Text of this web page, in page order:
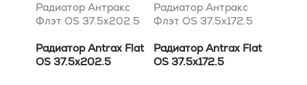
Радиатор Антракс
Флэт OS 37.5x202.5
Радиатор Antrax Flat
OS 37.5x202.5
Радиатор Антракс
Флэт OS 37.5x172.5
Радиатор Antrax Flat
OS 37.5x172.5